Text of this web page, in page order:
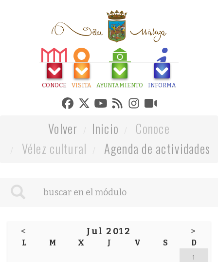
CONOCE VISITA AYUNTAMIENTO INFORMA
Volver Inicio
Conoce
Vélez cultural
Agenda de actividades
< Jul 2012 >
L M X J V S D
1